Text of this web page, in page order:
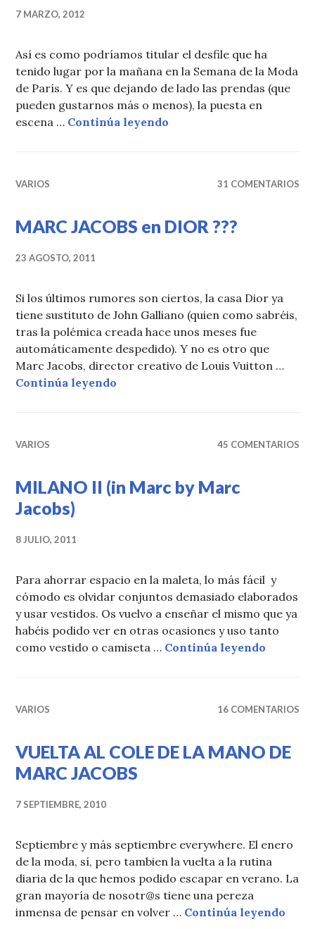
7 MARZO, 2012
Así es como podríamos titular el desfile que ha
tenido lugar por la mañana en la Semana de la Moda
de París. Y es que dejando de lado las prendas (que
pueden gustarnos más o menos), la puesta en
escena … Continúa leyendo
VARIOS 31 COMENTARIOS
MARC JACOBS en DIOR ???
23 AGOSTO, 2011
Si los últimos rumores son ciertos, la casa Dior ya
tiene sustituto de John Galliano (quien como sabréis,
tras la polémica creada hace unos meses fue
automáticamente despedido). Y no es otro que
Marc Jacobs, director creativo de Louis Vuitton …
Continúa leyendo
VARIOS 45 COMENTARIOS
MILANO II (in Marc by Marc
Jacobs)
8 JULIO, 2011
Para ahorrar espacio en la maleta, lo más fácil y
cómodo es olvidar conjuntos demasiado elaborados
y usar vestidos. Os vuelvo a enseñar el mismo que ya
habéis podido ver en otras ocasiones y uso tanto
como vestido o camiseta … Continúa leyendo
VARIOS 16 COMENTARIOS
VUELTA AL COLE DE LA MANO DE
MARC JACOBS
7 SEPTIEMBRE, 2010
Septiembre y más septiembre everywhere. El enero
de la moda, sí, pero tambien la vuelta a la rutina
diaria de la que hemos podido escapar en verano. La
gran mayoría de nosotr@s tiene una pereza
inmensa de pensar en volver … Continúa leyendo